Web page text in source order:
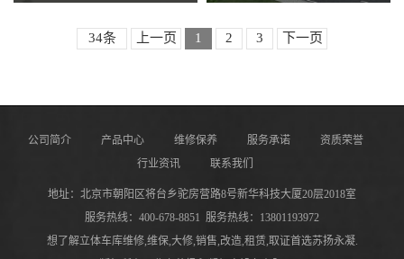
34条 上一页 1 2 3 下一页
公司简介 产品中心 维修保养 服务承诺
资质荣誉
行业资讯
联系我们
地址：北京市朝阳区将台乡驼房营路8号新华科技大厦20层2018室
服务热线： 400-678-8851 服务热线： 13801193972
想了解立体车库维修,维保,大修,销售,改造,租赁,取证首选苏扬永凝.